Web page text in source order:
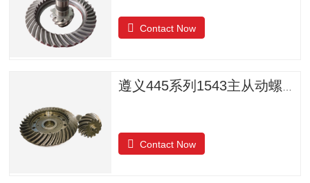
Contact Now
Contact Now